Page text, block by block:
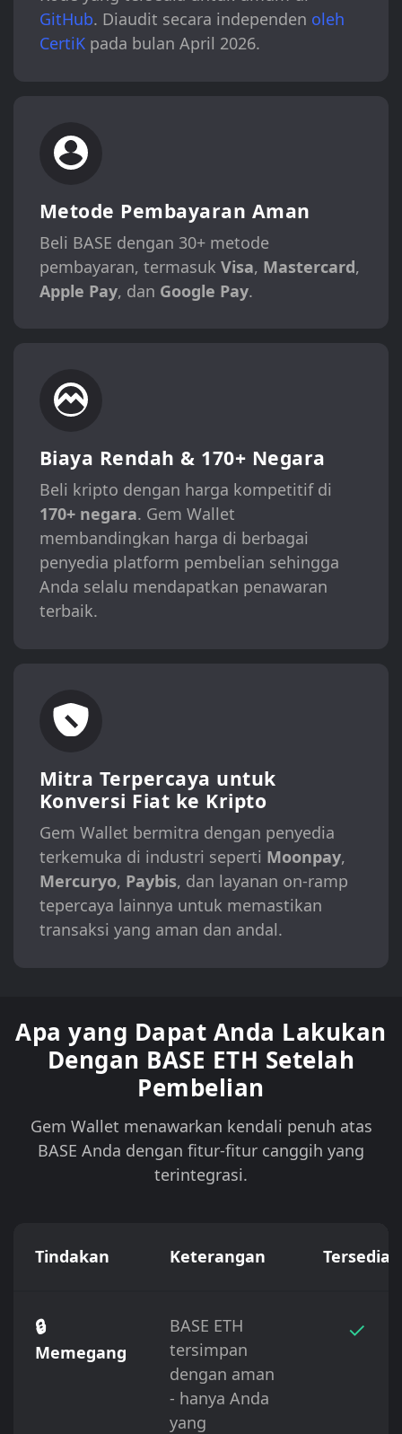
GitHub. Diaudit secara independen oleh
CertiKpada bulan April 2026.
Metode Pembayaran Aman
Beli BASE dengan 30+ metode
pembayaran, termasuk Visa, Mastercard,
Apple Pay, dan Google Pay.
Biaya Rendah & 170+ Negara
Beli kripto dengan harga kompetitif di
170+ negara. Gem Wallet
membandingkan harga di berbagai
penyedia platform pembelian sehingga
Anda selalu mendapatkan penawaran
terbaik.
Mitra Terpercaya untuk
Konversi Fiat ke Kripto
Gem Wallet bermitra dengan penyedia
terkemuka di industri seperti Moonpay,
Mercuryo, Paybis, dan layanan on-ramp
tepercaya lainnya untuk memastikan
transaksi yang aman dan andal.
Apa yang Dapat Anda Lakukan
Dengan BASE ETH Setelah
Pembelian
Gem Wallet menawarkan kendali penuh atas
BASE Anda dengan fitur-fitur canggih yang
terintegrasi.
Tindakan Keterangan Tersedia
🔒
Memegang
BASE ETH
tersimpan
dengan aman
- hanya Anda
yang
✓